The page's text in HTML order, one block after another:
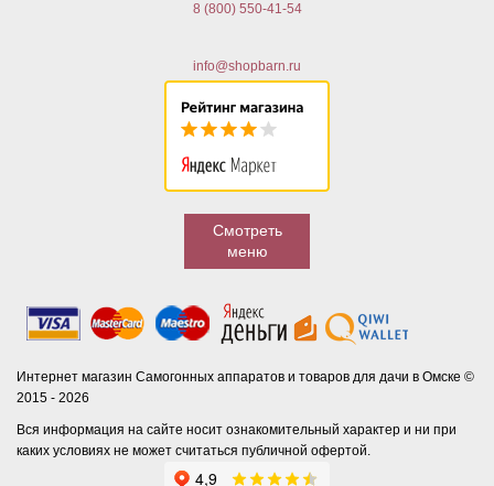
8 (800) 550-41-54
info@shopbarn.ru
Смотреть
меню
Интернет магазин Самогонных аппаратов и товаров для дачи в Омске ©
2015 - 2026
Вся информация на сайте носит ознакомительный характер и ни при
каких условиях не может считаться публичной офертой.